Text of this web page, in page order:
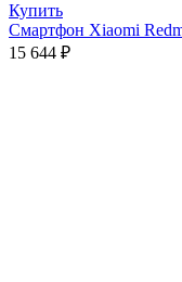
Купить
Смартфон Xiaomi
15 644 ₽